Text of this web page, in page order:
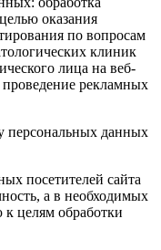
оказания
по вопросам
клиник
лица на веб-
рекламных
персональных данных
посетителей сайта
а в необходимых
к целям обработки